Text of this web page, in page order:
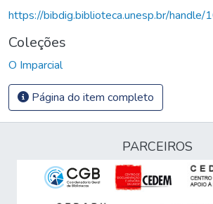
https://bibdig.biblioteca.unesp.br/
Coleções
O Imparcial
Página do item completo
PARCEIROS